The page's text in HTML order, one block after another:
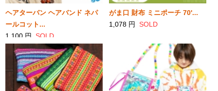
ヘアターバン ヘアバンド ネパ
ールコット...
1,100 円 SOLD
がま口 財布 ミニポーチ 70'...
1,078 円 SOLD